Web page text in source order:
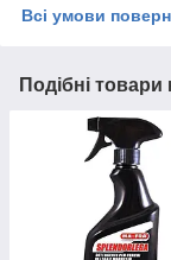
Всі умови
Подібні товари